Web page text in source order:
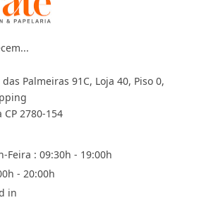
Palmeiras 91C, Loja 40, Piso 0,
2780-154
Feira : 09:30h - 19:00h
- 20:00h
in